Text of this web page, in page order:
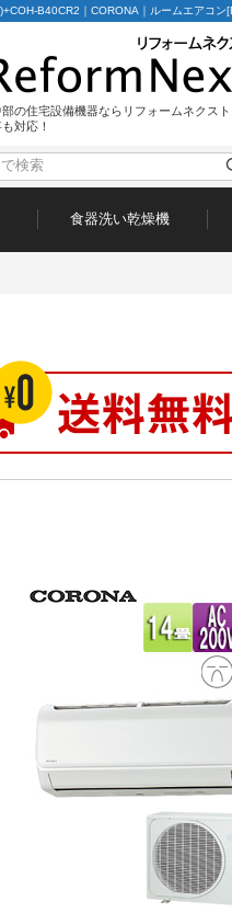
B40CR2｜CORONA｜ルームエアコ
の住宅設備機器ならリフォームネクスト
対応！
食器洗い乾燥機